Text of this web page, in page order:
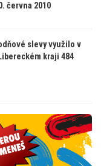
června 2010
slevy využilo v
kraji 484